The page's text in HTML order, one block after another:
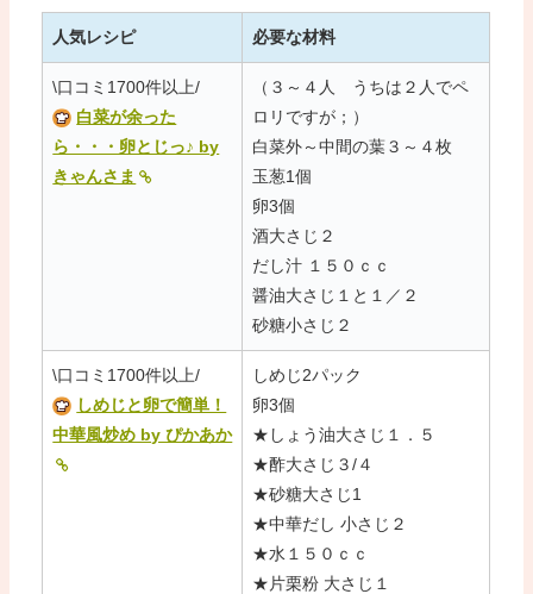
人気レシピ 必要な材料
\口コミ1700件以上/
白菜が余った
ら・・・卵とじっ♪ by
きゃんさま
（３～４人 うちは２人でペ
ロリですが；）
白菜外～中間の葉３～４枚
玉葱1個
卵3個
酒大さじ２
だし汁 １５０ｃｃ
醤油大さじ１と１／２
砂糖小さじ２
\口コミ1700件以上/
しめじと卵で簡単！
中華風炒め by ぴかあか
しめじ2パック
卵3個
★しょう油大さじ１．５
★酢大さじ３/４
★砂糖大さじ1
★中華だし 小さじ２
★水１５０ｃｃ
★片栗粉 大さじ１